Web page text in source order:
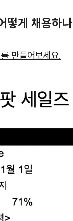
떻게 채용하
만들어보세요.